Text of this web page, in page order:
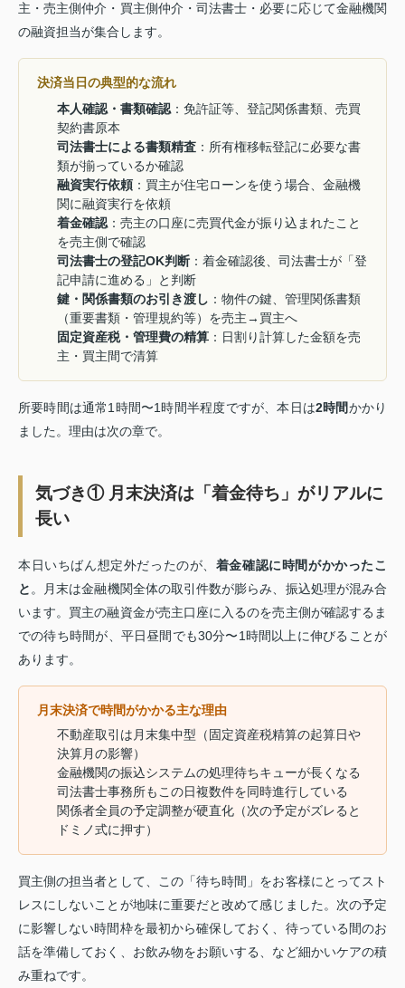
主・売主側仲介・買主側仲介・司法書士・必要に応じて金融機関
の融資担当が集合します。
決済当日の典型的な流れ
本人確認・書類確認 ：免許証等、登記関係書類、売買
契約書原本
司法書士による書類精査 ：所有権移転登記に必要な書
類が揃っているか確認
融資実行依頼 ：買主が住宅ローンを使う場合、金融機
関に融資実行を依頼
着金確認 ：売主の口座に売買代金が振り込まれたこと
を売主側で確認
司法書士の登記OK判断 ：着金確認後、司法書士が「登
記申請に進める」と判断
鍵・関係書類のお引き渡し ：物件の鍵、管理関係書類
（重要書類・管理規約等）を売主→買主へ
固定資産税・管理費の精算 ：日割り計算した金額を売
主・買主間で清算
所要時間は通常1時間〜1時間半程度ですが、本日は2時間かかり
ました。理由は次の章で。
気づき① 月末決済は「着金待ち」がリアルに
長い
本日いちばん想定外だったのが、 着金確認に時間がかかったこ
と 。月末は金融機関全体の取引件数が膨らみ、振込処理が混み合
います。買主の融資金が売主口座に入るのを売主側が確認するま
での待ち時間が、平日昼間でも30分〜1時間以上に伸びることが
あります。
月末決済で時間がかかる主な理由
不動産取引は月末集中型（固定資産税精算の起算日や
決算月の影響）
金融機関の振込システムの処理待ちキューが長くなる
司法書士事務所もこの日複数件を同時進行している
関係者全員の予定調整が硬直化（次の予定がズレると
ドミノ式に押す）
買主側の担当者として、この「待ち時間」をお客様にとってスト
レスにしないことが地味に重要だと改めて感じました。次の予定
に影響しない時間枠を最初から確保しておく、待っている間のお
話を準備しておく、お飲み物をお願いする、など細かいケアの積
み重ねです。